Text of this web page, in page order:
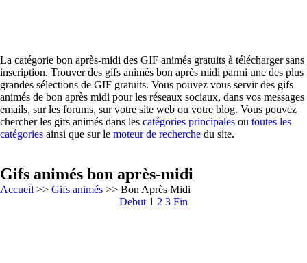
La catégorie bon après-midi des GIF animés gratuits à télécharger sans
inscription. Trouver des gifs animés bon après midi parmi une des plus
grandes sélections de GIF gratuits. Vous pouvez vous servir des gifs
animés de bon après midi pour les réseaux sociaux, dans vos messages
emails, sur les forums, sur votre site web ou votre blog. Vous pouvez
chercher les gifs animés dans les catégories principales ou toutes les
catégories ainsi que sur le moteur de recherche du site.
Gifs animés bon après-midi
Accueil >> Gifs animés >> Bon Après Midi
Debut 1 2 3 Fin